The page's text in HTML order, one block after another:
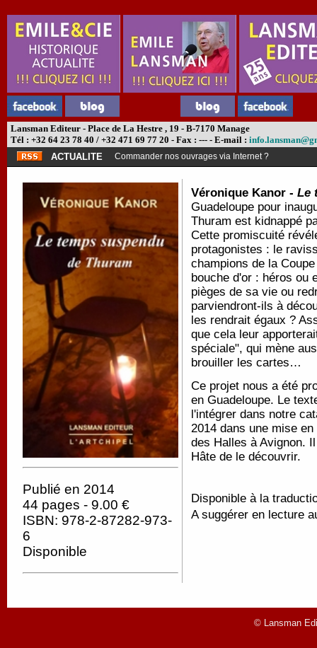
Lansman Editeur - Place de La Hestre , 19 - B-7170 Manage
Tél : +32 64 23 78 40 / +32 471 69 77 20 - Fax : --- - E-mail :
ACTUALITE
Commander nos ouvrages via Internet ?
Publié en 2014
44 pages - 9.00 €
ISBN: 978-2-87282-973-
6
Disponible
Véronique Kanor - Le
Guadeloupe pour
Thuram est kidnappé
Cette promiscuité
protagonistes : le
champions de la
bouche d'or : héros ou
pièges de sa vie ou
parviendront-ils à
les rendrait égaux ?
que cela leur
spéciale", qui mène
brouiller les cartes…
Ce projet nous a été
en Guadeloupe. Le
l'intégrer dans notre
2014 dans une mise
des Halles à Avignon.
Hâte de le découvrir.
Disponible à la
A suggérer en lecture
© Lansman